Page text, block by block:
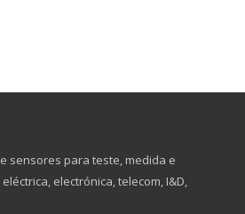
sensores para teste, medida e
electrónica, telecom, I&D,